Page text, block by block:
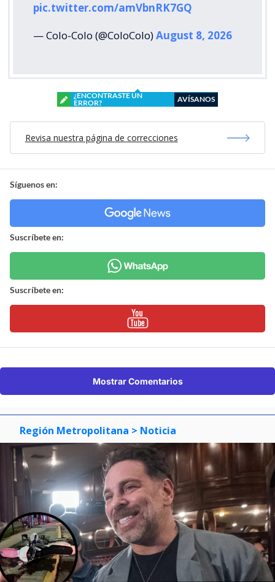
pic.twitter.com/amVbnRK7GQ
— Colo-Colo (@ColoColo)August 8, 2026
¿ENCONTRASTE UN
ERROR?
AVÍSANOS
Revisa nuestra página de correcciones
Síguenos en:
Suscríbete en:
Suscríbete en:
Mostrar Comentarios
Región Metropolitana > Noticia